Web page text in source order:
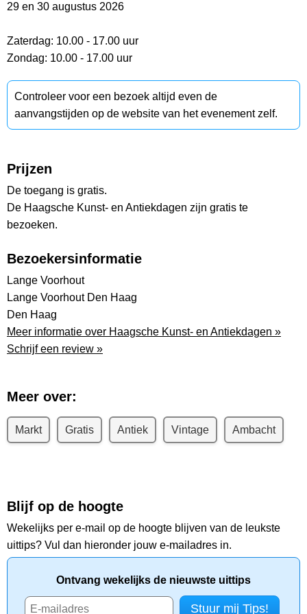
29 en 30 augustus 2026
Zaterdag: 10.00 - 17.00 uur
Zondag: 10.00 - 17.00 uur
Controleer voor een bezoek altijd even de
aanvangstijden op de website van het evenement zelf.
Prijzen
De toegang is gratis.
De Haagsche Kunst- en Antiekdagen zijn gratis te
bezoeken.
Bezoekersinformatie
Lange Voorhout
Lange Voorhout Den Haag
Den Haag
Meer informatie over Haagsche Kunst- en Antiekdagen »
Schrijf een review »
Meer over:
Markt Gratis Antiek Vintage Ambacht
Blijf op de hoogte
Wekelijks per e-mail op de hoogte blijven van de leukste
uittips? Vul dan hieronder jouw e-mailadres in.
Ontvang wekelijks de nieuwste uittips